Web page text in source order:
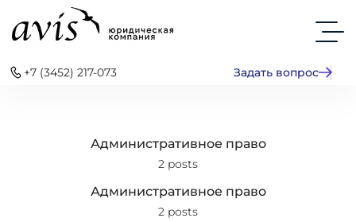
+7 (3452) 217-073 Задать вопрос
Административное право
2 posts
Административное право
2 posts